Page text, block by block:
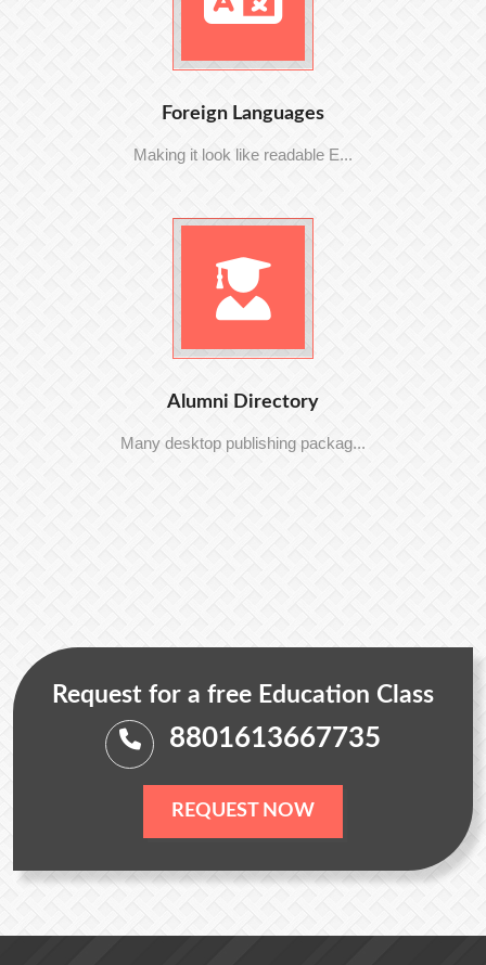
Foreign Languages
Making it look like readable E...
Alumni Directory
Many desktop publishing packag...
Request for a free Education Class
8801613667735
REQUEST NOW